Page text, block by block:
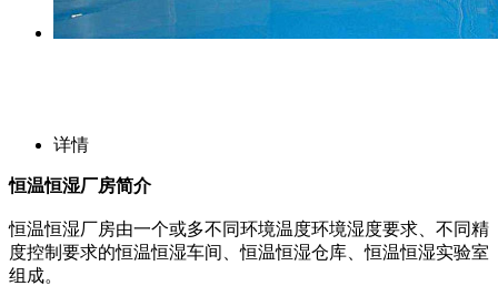
详情
恒温恒湿厂房简介
恒温恒湿厂房由一个或多不同环境温度环境湿度要求、不同精
度控制要求的恒温恒湿车间、恒温恒湿仓库、恒温恒湿实验室
组成。